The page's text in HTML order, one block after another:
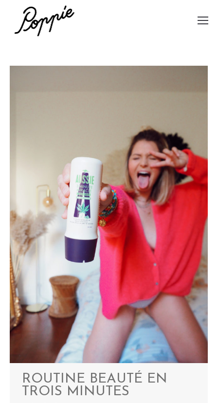
ROUTINE BEAUTÉ EN
TROIS MINUTES